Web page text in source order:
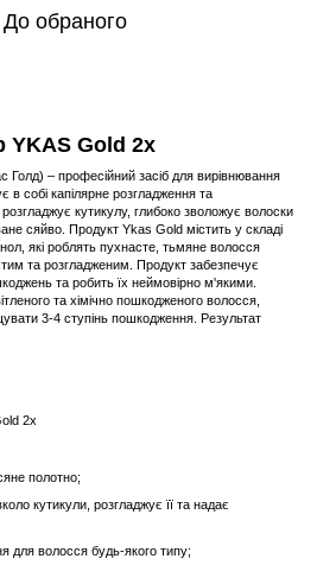
До обраного
YKAS Gold 2x
– професійний засіб для вирівнювання
в собі капілярне розгладження та
кутикулу, глибоко зволожує волоски
сяйво. Продукт Ykas Gold містить у складі
які роблять пухнасте, тьмяне волосся
та розгладженим. Продукт забезпечує
та робить їх неймовірно м'якими.
та хімічно пошкодженого волосся,
3-4 ступінь пошкодження. Результат
2x
полотно;
кутикули, розгладжує її та надає
для волосся будь-якого типу;